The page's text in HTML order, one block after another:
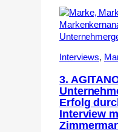
Interviews,
3.
Erfolg
Interview